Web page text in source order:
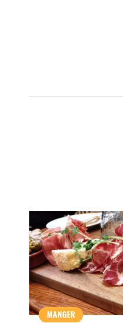
Qui sommes-nous ?
Politique éditoriale
MANGER